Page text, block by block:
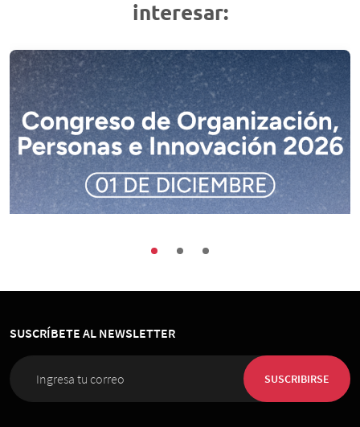
interesar:
01 de Diciembre 2026, 08:00 horas
Espacio Riesco
SUSCRÍBETE AL NEWSLETTER
SUSCRIBIRSE